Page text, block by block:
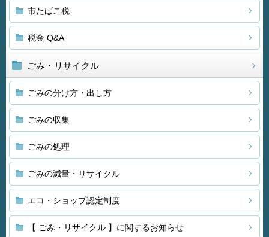
市たばこ税
税金 Q&A
ごみ・リサイクル
ごみの分け方・出し方
ごみの収集
ごみの処理
ごみの減量・リサイクル
エコ・ショップ認定制度
【 ごみ・リサイクル 】に関するお知らせ